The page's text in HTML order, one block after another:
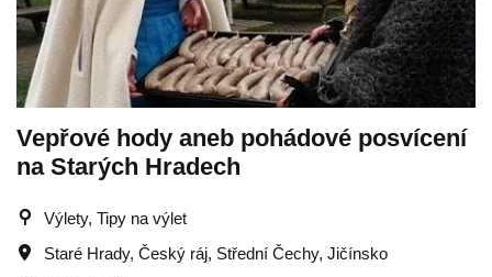
Vepřové hody aneb pohádové posvícení
na Starých Hradech
Výlety, Tipy na výlet
Staré Hrady, Český ráj, Střední Čechy, Jičínsko